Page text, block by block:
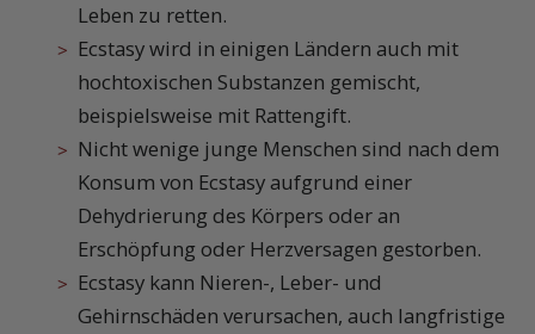
Leben zu retten.
Ecstasy wird in einigen Ländern auch mit
hochtoxischen Substanzen gemischt,
beispielsweise mit Rattengift.
Nicht wenige junge Menschen sind nach dem
Konsum von Ecstasy aufgrund einer
Dehydrierung des Körpers oder an
Erschöpfung oder Herzversagen gestorben.
Ecstasy kann Nieren-, Leber- und
Gehirnschäden verursachen, auch langfristige